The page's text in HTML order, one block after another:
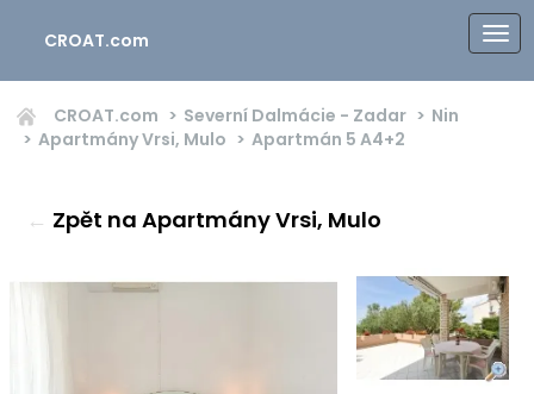
CROAT.com
CROAT.com Severní Dalmácie - Zadar
Nin
Apartmány Vrsi, Mulo
Apartmán 5 A4+2
← Zpět na Apartmány Vrsi, Mulo